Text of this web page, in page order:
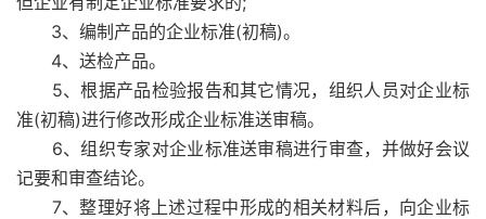
3、编制产品的企业标准(初稿)。
4、送检产品。
5、根据产品检验报告和其它情况，组织人员对企业标
准(初稿)进行修改形成企业标准送审稿。
6、组织专家对企业标准送审稿进行审查，并做好会议
记要和审查结论。
7、整理好将上述过程中形成的相关材料后，向企业标